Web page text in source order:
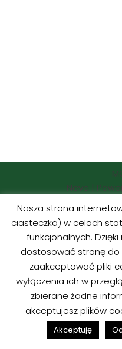
Neve |
Nasza strona
ciasteczka) w celach
funkcjonalnych.
dostosować stronę do
zaakceptować pliki
wyłączenia ich w
zbierane żadne
akceptujesz plików
Akceptuję